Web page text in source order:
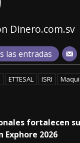
Dinero.com.sv
las entradas
ETTESAL ISRI
fortalecen
2026